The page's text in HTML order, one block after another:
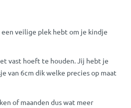
veilige plek hebt om je kindje
vast hoeft te houden. Jij hebt je
van 6cm dik welke precies op maat
of maanden dus wat meer